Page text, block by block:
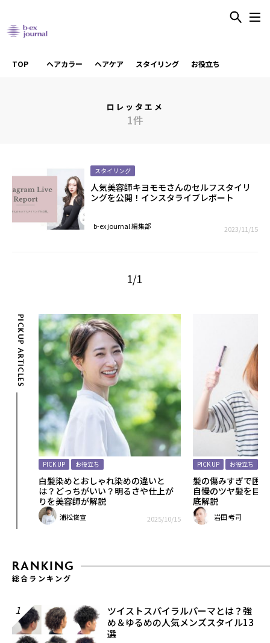
TOP ヘアカラー ヘアケア スタイリング お役立ち
ロレッタエメ
1件
スタイリング
人気美容師キヨモモさんのセルフスタイリ
ングを公開！インスタライブレポート
b-ex journal 編集部 2023/11/15
1/1
PICKUP ARTICLES
PICK UP お役立ち
白髪染めとおしゃれ染めの違いと
は？どっちがいい？明るさや仕上が
りを美容師が解説
浦松俊宣 2025/10/15
PICK UP お役立ち
髪の傷みすぎで困
自慢のツヤ髪を目
底解説
岩田 考司
RANKING
総合ランキング
1
ツイストスパイラルパーマとは？強
め＆ゆるめの人気メンズスタイル13
選